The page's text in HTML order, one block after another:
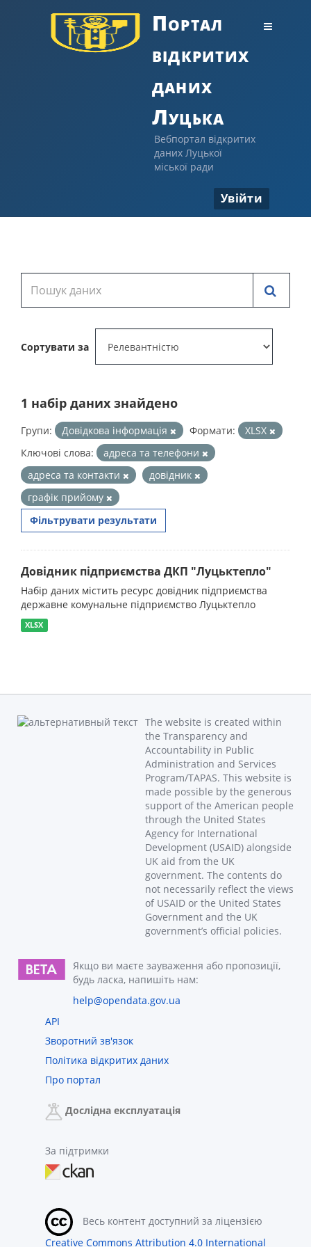
Портал
відкритих
даних
Луцька
Вебпортал відкритих
даних Луцької
міської ради
Увійти
Сортувати за
1 набір даних знайдено
Групи: Довідкова інформація Формати:
XLSX
Ключові слова:
адреса та телефони
адреса та контакти
довідник
графік прийому
Фільтрувати результати
Довідник підприємства ДКП "Луцьктепло"
Набір даних містить ресурс довідник підприємства
державне комунальне підприємство Луцьктепло
XLSX
The website is created within
the Transparency and
Accountability in Public
Administration and Services
Program/TAPAS. This website is
made possible by the generous
support of the American people
through the United States
Agency for International
Development (USAID) alongside
UK aid from the UK
government. The contents do
not necessarily reflect the views
of USAID or the United States
Government and the UK
government’s official policies.
Якщо ви маєте зауваження або пропозиції,
будь ласка, напишіть нам:
help@opendata.gov.ua
API
Зворотний зв'язок
Політика відкритих даних
Про портал
Дослідна експлуатація
За підтримки
Весь контент доступний за ліцензією
Creative Commons Attribution 4.0 International